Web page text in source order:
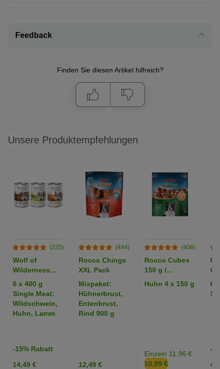
Feedback
Finden Sie diesen Artikel hilfreich?
Unsere Produktempfehlungen
(225)
Wolf of
Wilderness
Adult -
Mixpaket
6 x 400 g
Single Meat:
Wildschwein,
Huhn, Lamm
-15% Rabatt
14,49 €
(444)
Rocco Chings
XXL Pack
Mixpaket:
Hühnerbrust,
Entenbrust,
Rind 900 g
12,49 €
(406)
Rocco Cubes
150 g /
Sparpaket %
Huhn 4 x 150 g
Einzeln 11,96 €
10,99 €
-